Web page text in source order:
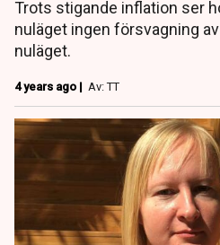
Trots stigande inflation ser
nuläget ingen försvagning
nuläget.
4 years ago | Av: TT